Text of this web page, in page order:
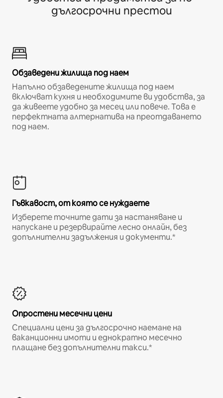
дългосрочни престои
Обзаведени жилища под наем
Напълно обзаведените жилища под наем
включват кухня и необходимите ви удобства, за
да живеете удобно за месец или повече. Това е
перфектната алтернатива на преотдаването
под наем.
Гъвкавост, от която се нуждаете
Изберете точните дати за настаняване и
напускане и резервирайте лесно онлайн, без
допълнителни задължения и документи.*
Опростени месечни цени
Специални цени за дългосрочно наемане на
ваканционни имоти и еднократно месечно
плащане без допълнителни такси.*